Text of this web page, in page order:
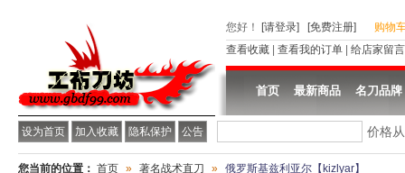
设为首页 加入收藏 隐私保护 公告
您好 ！ [请登录] [免费注册]
购物
查看收藏
查看我的订单 给店家留言
首页 最新商品 名刀品牌
价格
您当前的位置： 首页 » 著名战术直刀 » 俄罗斯基兹利亚尔【kizlyar】